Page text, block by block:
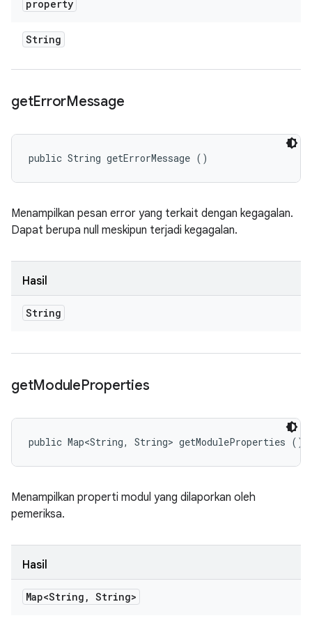
property
String
getErrorMessage
public String getErrorMessage ()
Menampilkan pesan error yang terkait dengan kegagalan.
Dapat berupa null meskipun terjadi kegagalan.
Hasil
String
getModuleProperties
public Map<String, String> getModuleProperties ()
Menampilkan properti modul yang dilaporkan oleh
pemeriksa.
Hasil
Map<String , String>